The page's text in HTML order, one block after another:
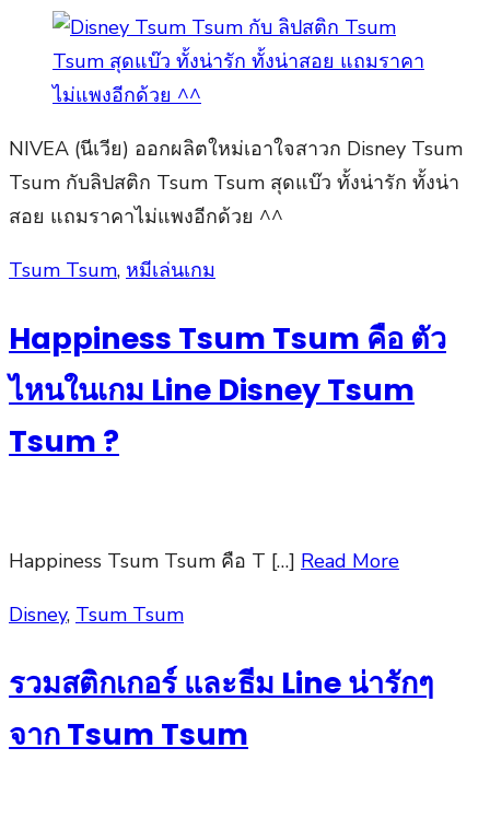
NIVEA (นีเวีย) ออกผลิตใหม่เอาใจสาวก Disney Tsum
Tsum กับลิปสติก Tsum Tsum สุดแบ๊ว ทั้งน่ารัก ทั้งน่า
สอย แถมราคาไม่แพงอีกด้วย ^^
Posted
Tsum Tsum, หมีเล่นเกม
Happiness Tsum Tsum คือ ตัว
ไหนในเกม Line Disney Tsum
Tsum ?
Happiness Tsum Tsum คือ T […] Read More
Posted
Disney, Tsum Tsum
รวมสติกเกอร์ และธีม Line น่ารักๆ
จาก Tsum Tsum